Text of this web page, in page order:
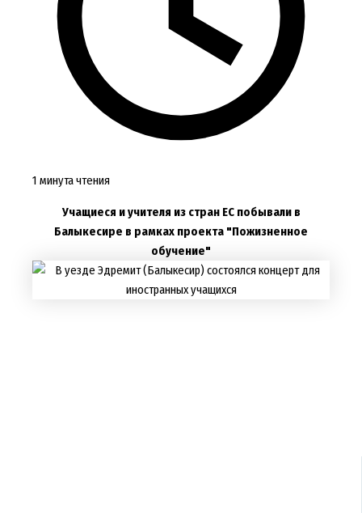
1 минута чтения
Учащиеся и учителя из стран ЕС побывали в
Балыкесире в рамках проекта "Пожизненное
обучение"